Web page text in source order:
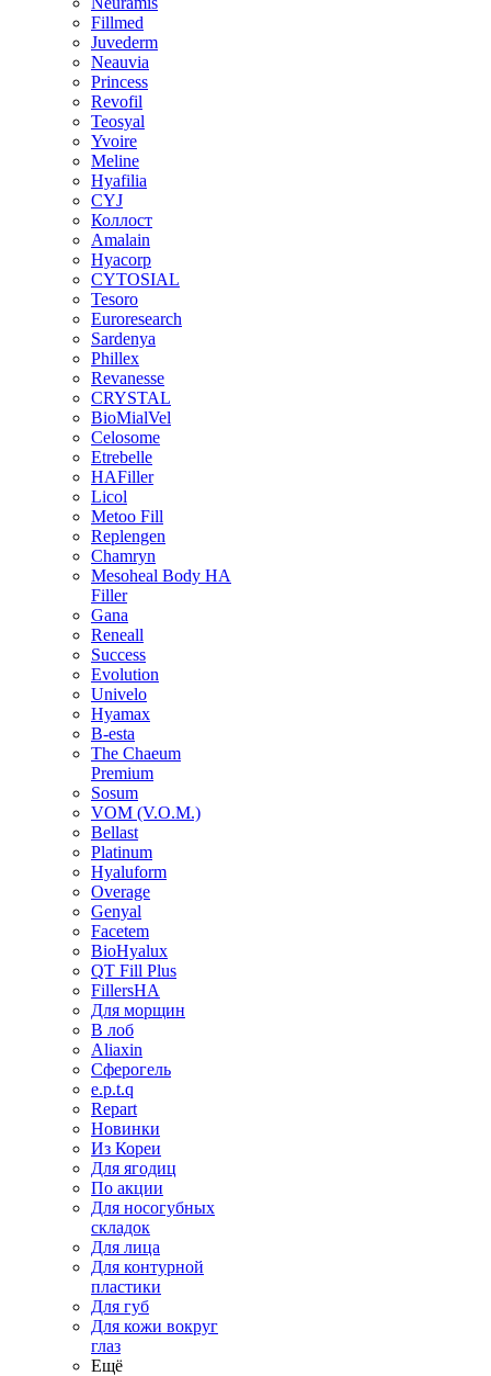
Fillmed
Juvederm
Neauvia
Princess
Revofil
Teosyal
Yvoire
Meline
Hyafilia
CYJ
Коллост
Amalain
Hyacorp
CYTOSIAL
Tesoro
Euroresearch
Sardenya
Phillex
Revanesse
CRYSTAL
BioMialVel
Celosome
Etrebelle
HAFiller
Licol
Metoo Fill
Replengen
Chamryn
Mesoheal Body HA
Filler
Gana
Reneall
Success
Evolution
Univelo
Hyamax
B-esta
The Chaeum
Premium
Sosum
VOM (V.O.M.)
Bellast
Platinum
Hyaluform
Overage
Genyal
Facetem
BioHyalux
QT Fill Plus
FillersHA
Для морщин
В лоб
Aliaxin
Сферогель
e.p.t.q
Repart
Новинки
Из Кореи
Для ягодиц
По акции
Для носогубных
складок
Для лица
Для контурной
пластики
Для губ
Для кожи вокруг
глаз
Ещё